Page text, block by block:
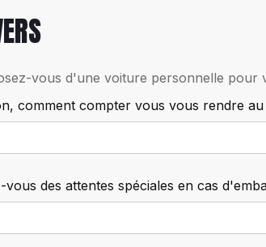
vous d'une voiture personnelle pour
comment compter vous vous rendre au
vous des attentes spéciales en cas